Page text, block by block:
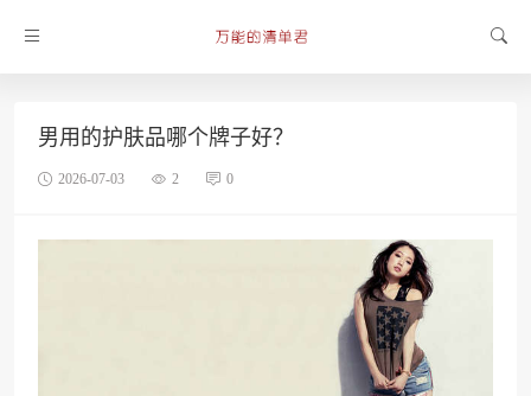
男用的护肤品哪个牌子好？
2026-07-03 2 0